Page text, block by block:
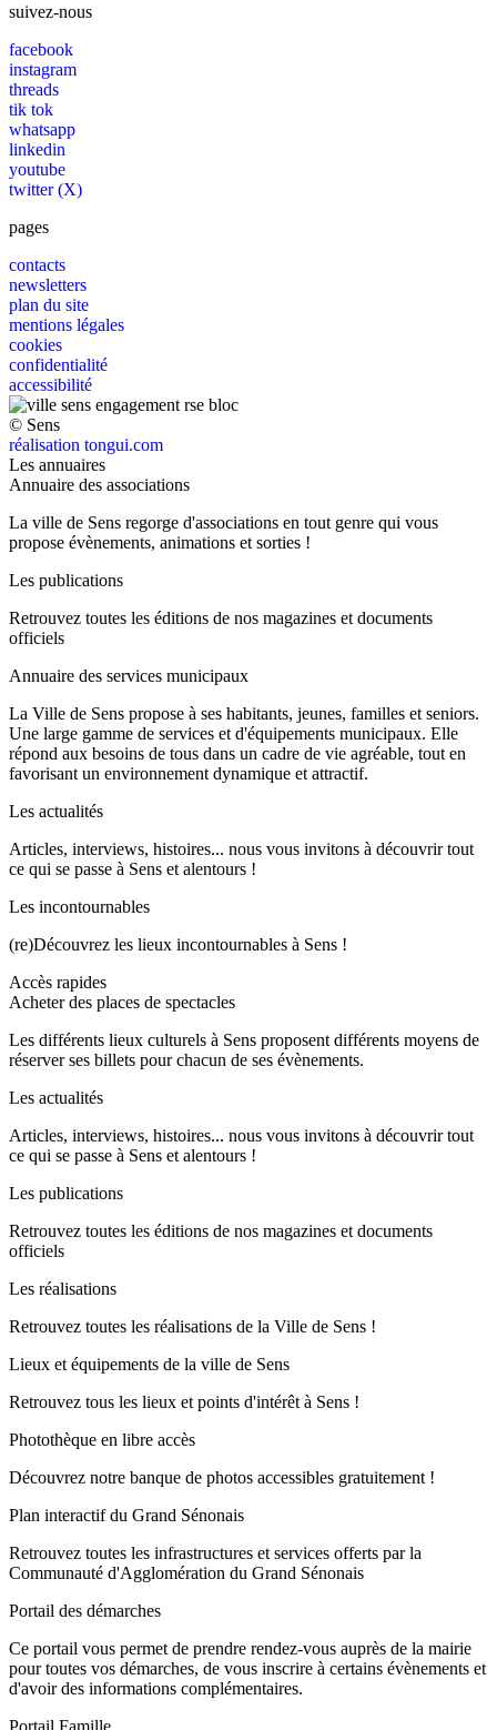
suivez-nous
facebook
instagram
threads
tik tok
whatsapp
linkedin
youtube
twitter (X)
pages
contacts
newsletters
plan du site
mentions légales
cookies
confidentialité
accessibilité
© Sens
réalisation tongui.com
Les annuaires
Annuaire des associations
La ville de Sens regorge d'associations en tout genre qui vous
propose évènements, animations et sorties !
Les publications
Retrouvez toutes les éditions de nos magazines et documents
officiels
Annuaire des services municipaux
La Ville de Sens propose à ses habitants, jeunes, familles et seniors.
Une large gamme de services et d'équipements municipaux. Elle
répond aux besoins de tous dans un cadre de vie agréable, tout en
favorisant un environnement dynamique et attractif.
Les actualités
Articles, interviews, histoires... nous vous invitons à découvrir tout
ce qui se passe à Sens et alentours !
Les incontournables
(re)Découvrez les lieux incontournables à Sens !
Accès rapides
Acheter des places de spectacles
Les différents lieux culturels à Sens proposent différents moyens de
réserver ses billets pour chacun de ses évènements.
Les actualités
Articles, interviews, histoires... nous vous invitons à découvrir tout
ce qui se passe à Sens et alentours !
Les publications
Retrouvez toutes les éditions de nos magazines et documents
officiels
Les réalisations
Retrouvez toutes les réalisations de la Ville de Sens !
Lieux et équipements de la ville de Sens
Retrouvez tous les lieux et points d'intérêt à Sens !
Photothèque en libre accès
Découvrez notre banque de photos accessibles gratuitement !
Plan interactif du Grand Sénonais
Retrouvez toutes les infrastructures et services offerts par la
Communauté d'Agglomération du Grand Sénonais
Portail des démarches
Ce portail vous permet de prendre rendez-vous auprès de la mairie
pour toutes vos démarches, de vous inscrire à certains évènements et
d'avoir des informations complémentaires.